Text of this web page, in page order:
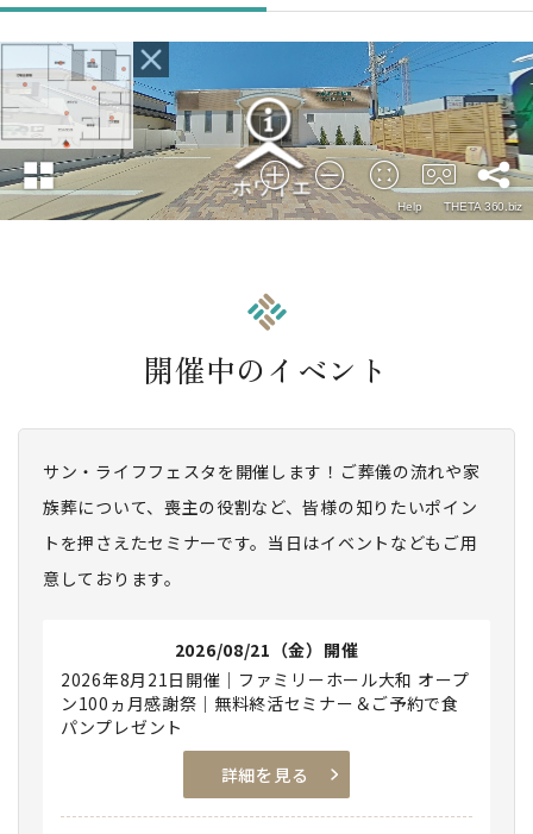
開催中のイベント
サン・ライフフェスタを開催します！ご葬儀の流れや家
族葬について、喪主の役割など、皆様の知りたいポイン
トを押さえたセミナーです。当日はイベントなどもご用
意しております。
2026/08/21（金）開催
2026年8月21日開催｜ファミリーホール大和 オープ
ン100ヵ月感謝祭｜無料終活セミナー＆ご予約で食
パンプレゼント
詳細を見る